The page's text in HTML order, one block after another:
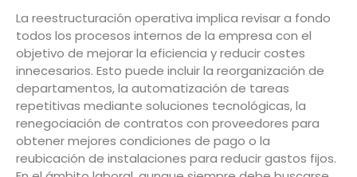
La reestructuración operativa implica revisar a fondo
todos los procesos internos de la empresa con el
objetivo de mejorar la eficiencia y reducir costes
innecesarios. Esto puede incluir la reorganización de
departamentos, la automatización de tareas
repetitivas mediante soluciones tecnológicas, la
renegociación de contratos con proveedores para
obtener mejores condiciones de pago o la
reubicación de instalaciones para reducir gastos fijos.